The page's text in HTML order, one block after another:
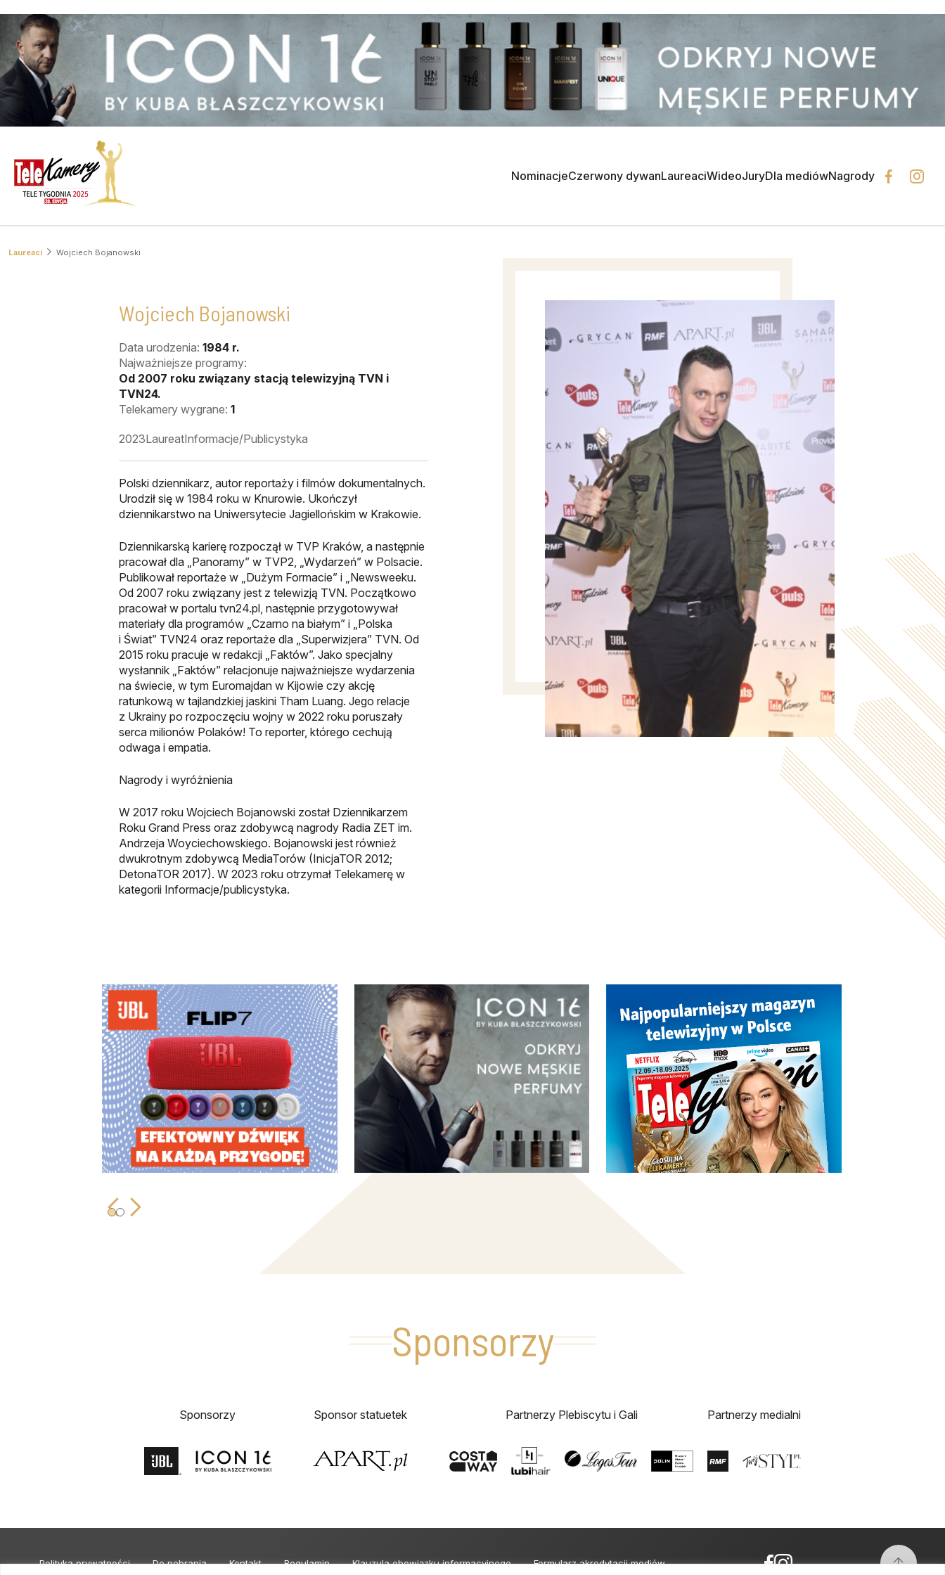
NominacjeCzerwony dywanLaureaciWideoJuryDla mediówNagrody
Laureaci Wojciech Bojanowski
Wojciech Bojanowski
Data urodzenia:1984 r.
Najważniejsze programy:
Od 2007 roku związany stacją telewizyjną TVN i
TVN24.
Telekamery wygrane:1
2023LaureatInformacje/Publicystyka
Polski dziennikarz, autor reportaży i filmów dokumentalnych.
Urodził się w 1984 roku w Knurowie. Ukończył
dziennikarstwo na Uniwersytecie Jagiellońskim w Krakowie.
Dziennikarską karierę rozpoczął w TVP Kraków, a następnie
pracował dla „Panoramy” w TVP2, „Wydarzeń” w Polsacie.
Publikował reportaże w „Dużym Formacie” i „Newsweeku.
Od 2007 roku związany jest z telewizją TVN. Początkowo
pracował w portalu tvn24.pl, następnie przygotowywał
materiały dla programów „Czarno na białym” i „Polska
i Świat” TVN24 oraz reportaże dla „Superwizjera” TVN. Od
2015 roku pracuje w redakcji „Faktów”. Jako specjalny
wysłannik „Faktów” relacjonuje najważniejsze wydarzenia
na świecie, w tym Euromajdan w Kijowie czy akcję
ratunkową w tajlandzkiej jaskini Tham Luang. Jego relacje
z Ukrainy po rozpoczęciu wojny w 2022 roku poruszały
serca milionów Polaków! To reporter, którego cechują
odwaga i empatia.
Nagrody i wyróżnienia
W 2017 roku Wojciech Bojanowski został Dziennikarzem
Roku Grand Press oraz zdobywcą nagrody Radia ZET im.
Andrzeja Woyciechowskiego. Bojanowski jest również
dwukrotnym zdobywcą MediaTorów (InicjaTOR 2012;
DetonaTOR 2017). W 2023 roku otrzymał Telekamerę w
kategorii Informacje/publicystyka.
Sponsorzy
Sponsorzy Sponsor statuetek Partnerzy Plebiscytu i Gali Partnerzy medialni
Polityka prywatności Do pobrania Kontakt Regulamin Klauzula obowiązku informacyjnego Formularz akredytacji mediów